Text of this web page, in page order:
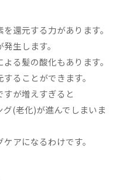
還元する力があります。
生します。
る髪の酸化もあります。
ることができます。
が増えすぎると
(老化)が進んでしまいま
アになるわけです。